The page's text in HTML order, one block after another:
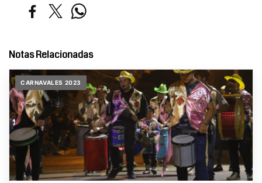
Notas Relacionadas
CARNAVALES 2023